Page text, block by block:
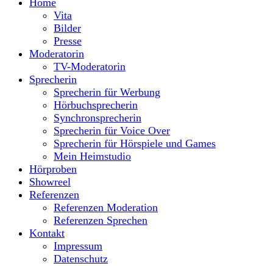
Home
Vita
Bilder
Presse
Moderatorin
TV-Moderatorin
Sprecherin
Sprecherin für Werbung
Hörbuchsprecherin
Synchronsprecherin
Sprecherin für Voice Over
Sprecherin für Hörspiele und Games
Mein Heimstudio
Hörproben
Showreel
Referenzen
Referenzen Moderation
Referenzen Sprechen
Kontakt
Impressum
Datenschutz